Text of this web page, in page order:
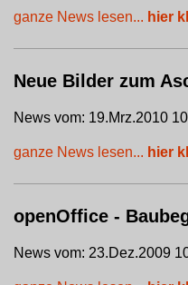
ganze News lesen... hier
Neue Bilder zum
News vom: 19.Mrz.2010
ganze News lesen... hier
openOffice -
News vom: 23.Dez.2009